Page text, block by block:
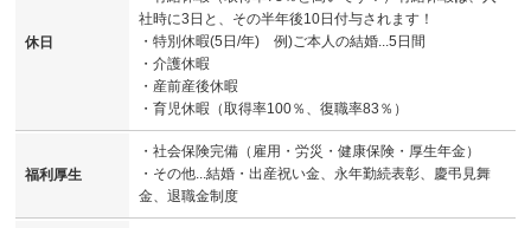
休日
社時に3日と、その半年後10日付与されます！
・特別休暇(5日/年) 例)ご本人の結婚...5日間
・介護休暇
・産前産後休暇
・育児休暇（取得率100％、復職率83％）
福利厚生
・社会保険完備（雇用・労災・健康保険・厚生年金）
・その他...結婚・出産祝い金、永年勤続表彰、慶弔見舞
金、退職金制度